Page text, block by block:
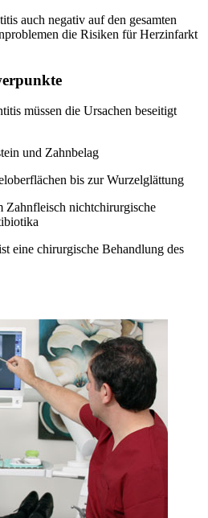
auch negativ auf den gesamten
die Risiken für Herzinfarkt
müssen die Ursachen beseitigt
und Zahnbelag
bis zur Wurzelglättung
Zahnfleisch nichtchirurgische
eine chirurgische Behandlung des